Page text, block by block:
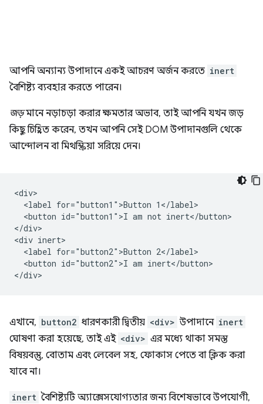
আপনি অন্যান্য উপাদানে একই আচরণ অর্জন করতে inert
বৈশিষ্ট্য ব্যবহার করতে পারেন।
জড়মানে নড়াচড়া করার ক্ষমতার অভাব, তাই আপনি যখন জড়
কিছু চিহ্নিত করেন, তখন আপনি সেই DOM উপাদানগুলি থেকে
আন্দোলন বা মিথস্ক্রিয়া সরিয়ে দেন।
<div>
  <label for="button1">Button 1</label>
  <button id="button1">I am not inert</button>
</div>
<div inert>
  <label for="button2">Button 2</label>
  <button id="button2">I am inert</button>
এখানে, button2 ধারণকারী দ্বিতীয় <div> উপাদানে inert
ঘোষণা করা হয়েছে, তাই এই <div> এর মধ্যে থাকা সমস্ত
বিষয়বস্তু, বোতাম এবং লেবেল সহ, ফোকাস পেতে বা ক্লিক করা
যাবে না।
inert বৈশিষ্ট্যটি অ্যাক্সেসযোগ্যতার জন্য বিশেষভাবে উপযোগী,